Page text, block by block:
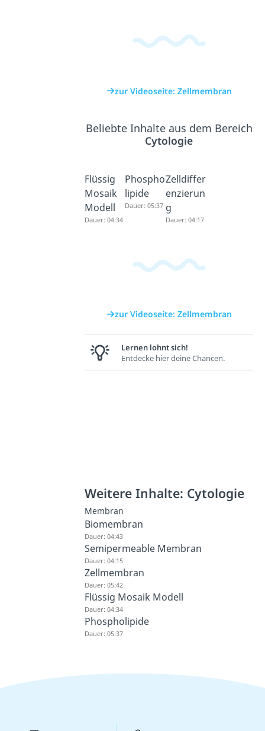
zur Videoseite: Zellmembran
Beliebte Inhalte aus dem Bereich
Cytologie
Flüssig
Mosaik
Modell
Dauer: 04:34
Phospho
lipide
Dauer: 05:37
Zelldiffer
enzierun
g
Dauer: 04:17
zur Videoseite: Zellmembran
Lernen lohnt sich!
Entdecke hier deine Chancen.
Weitere Inhalte: Cytologie
Membran
Biomembran
Dauer: 04:43
Semipermeable Membran
Dauer: 04:15
Zellmembran
Dauer: 05:42
Flüssig Mosaik Modell
Dauer: 04:34
Phospholipide
Dauer: 05:37